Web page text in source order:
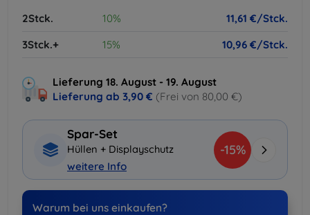
2Stck.
10%
11,61 €/Stck.
3Stck.+
15% 10,96 €/Stck.
Lieferung 18. August - 19. August
Lieferung ab 3,90 € (Frei von 80,00 €)
Spar-Set
Hüllen + Displayschutz
weitere Info
-15%
Warum bei uns einkaufen?